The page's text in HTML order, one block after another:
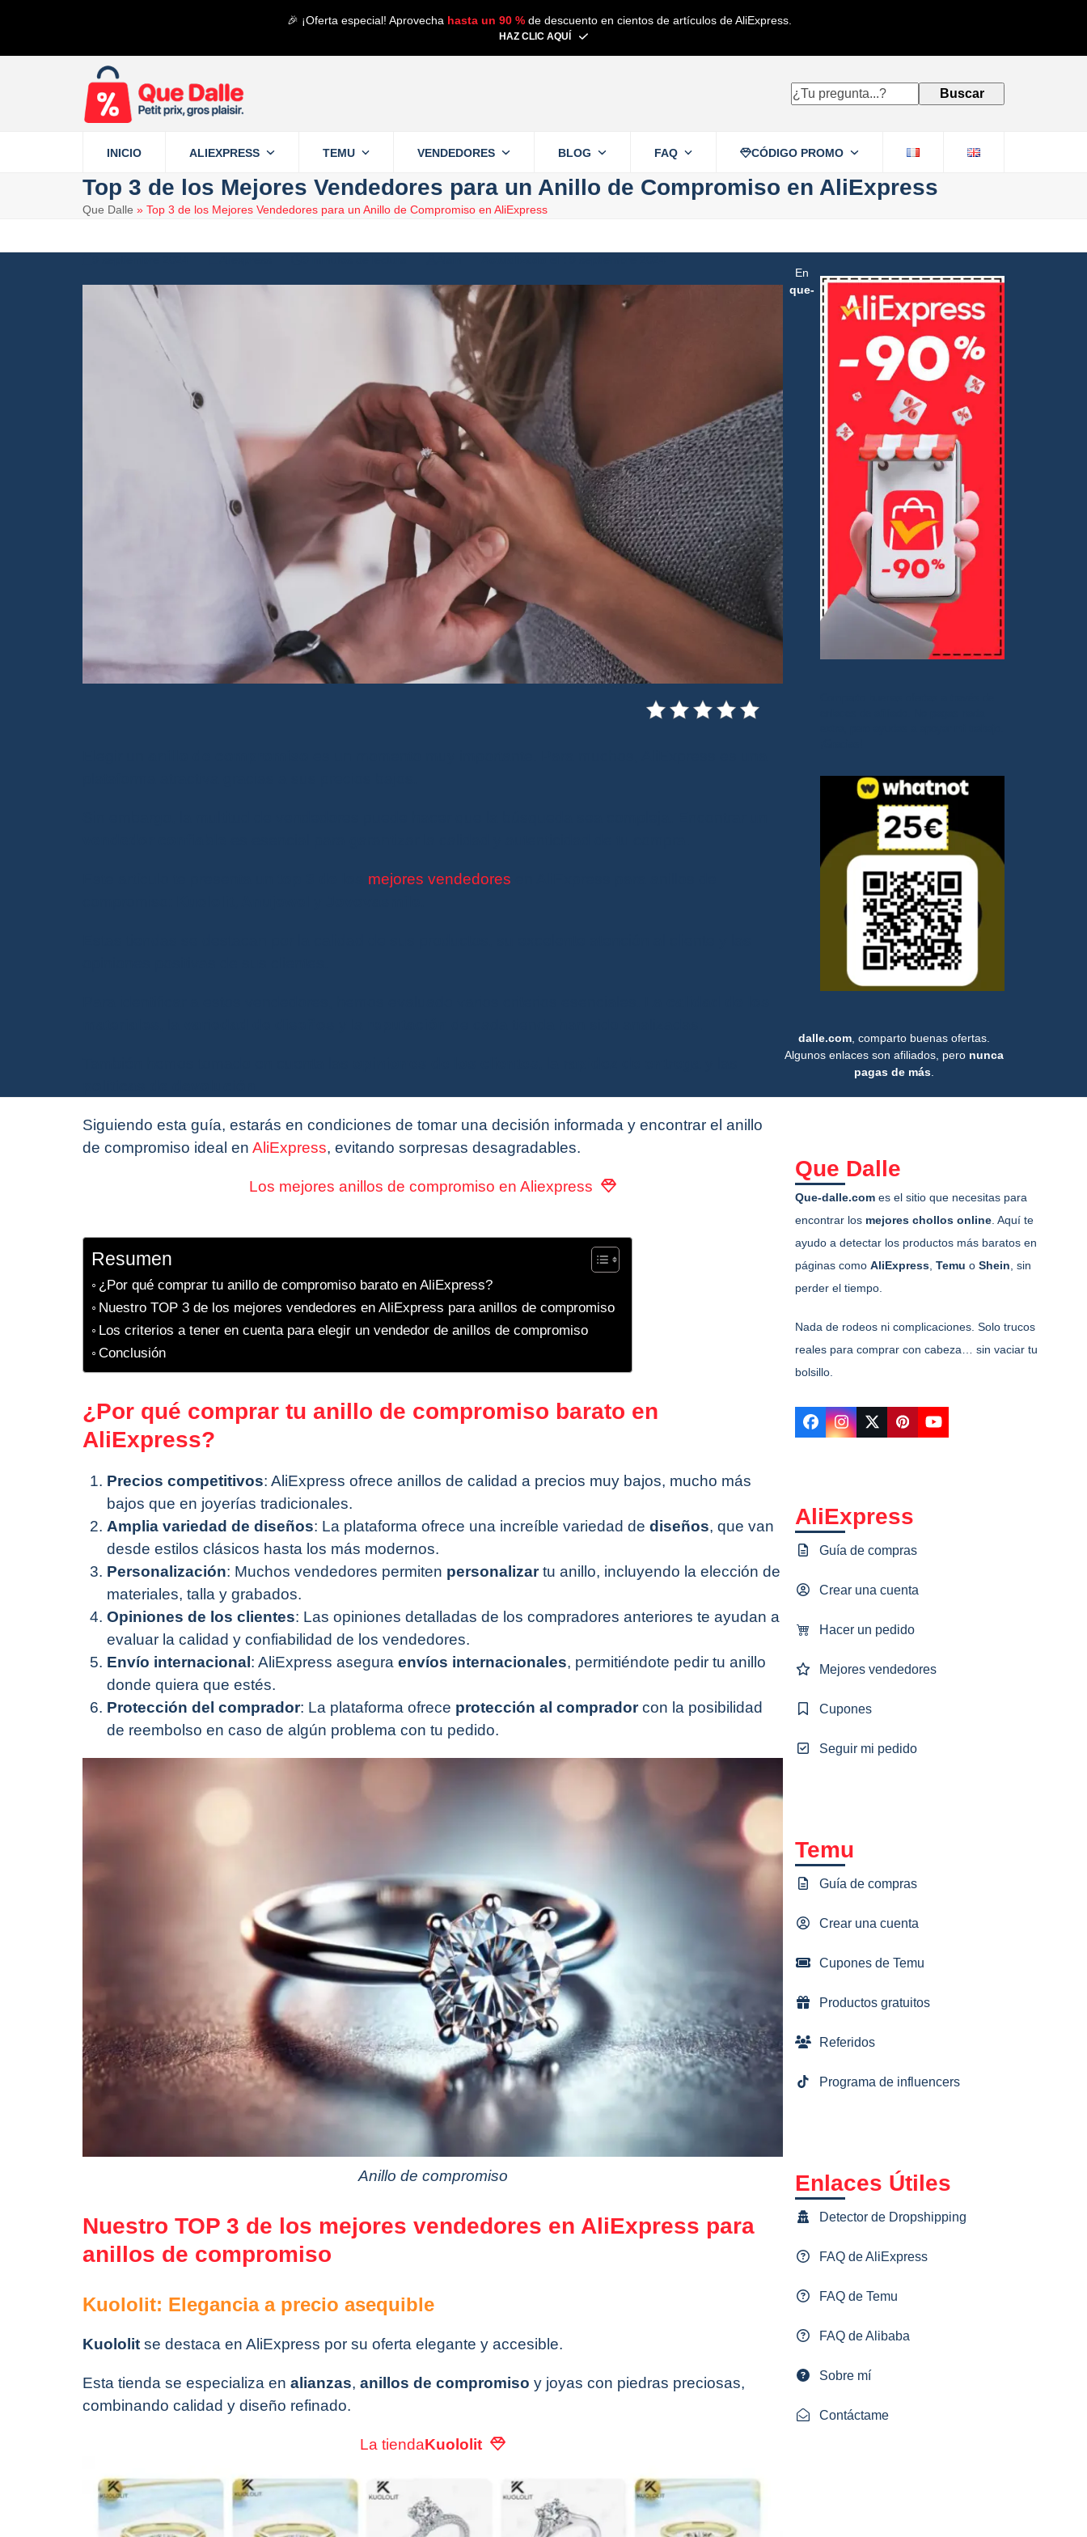
contenido
🎉 ¡Oferta especial! Aprovecha hasta un 90 % de descuento en cientos de artículos de AliExpress.
HAZ CLIC AQUÍ
¿Tu
Buscar
INICIO ALIEXPRESS TEMU VENDEDORES BLOG FAQ CÓDIGO PROMO
Top 3 de los Mejores Vendedores para un Anillo de Compromiso en AliExpress
Que Dalle » Top 3 de los Mejores Vendedores para un Anillo de Compromiso en AliExpress
mejores vendedores
Siguiendo esta guía, estarás en condiciones de tomar una decisión informada y encontrar el anillo
de compromiso ideal en AliExpress, evitando sorpresas desagradables.
Los mejores anillos de compromiso en Aliexpress
Resumen
¿Por qué comprar tu anillo de compromiso barato en AliExpress?
Nuestro TOP 3 de los mejores vendedores en AliExpress para anillos de compromiso
Los criterios a tener en cuenta para elegir un vendedor de anillos de compromiso
Conclusión
¿Por qué comprar tu anillo de compromiso barato en
AliExpress?
Precios competitivos: AliExpress ofrece anillos de calidad a precios muy bajos, mucho más
bajos que en joyerías tradicionales.
Amplia variedad de diseños: La plataforma ofrece una increíble variedad de diseños, que van
desde estilos clásicos hasta los más modernos.
Personalización: Muchos vendedores permiten personalizartu anillo, incluyendo la elección de
materiales, talla y grabados.
Opiniones de los clientes: Las opiniones detalladas de los compradores anteriores te ayudan a
evaluar la calidad y confiabilidad de los vendedores.
Envío internacional : AliExpress asegura envíos internacionales, permitiéndote pedir tu anillo
donde quiera que estés.
Protección del comprador: La plataforma ofrece protección al compradorcon la posibilidad
de reembolso en caso de algún problema con tu pedido.
Anillo de compromiso
Nuestro TOP 3 de los mejores vendedores en AliExpress para
anillos de compromiso
Kuololit: Elegancia a precio asequible
Kuololit se destaca en AliExpress por su oferta elegante y accesible.
Esta tienda se especializa en alianzas, anillos de compromiso y joyas con piedras preciosas,
combinando calidad y diseño refinado.
La tiendaKuololit
En
que-
dalle.com, comparto buenas ofertas.
Algunos enlaces son afiliados, pero nunca
pagas de más.
Que Dalle
Que-dalle.com es el sitio que necesitas para
encontrar los mejores chollos online . Aquí te
ayudo a detectar los productos más baratos en
páginas comoAliExpress ,Temu oShein , sin
perder el tiempo.
Nada de rodeos ni complicaciones. Solo trucos
reales para comprar con cabeza… sin vaciar tu
bolsillo.
Facebook
Instagram
TwitterPinterestYouTube
AliExpress
Guía de compras
Crear una cuenta
Hacer un pedido
Mejores vendedores
Cupones
Seguir mi pedido
Temu
Guía de compras
Crear una cuenta
Cupones de Temu
Productos gratuitos
Referidos
Programa de influencers
Enlaces Útiles
Detector de Dropshipping
FAQ de AliExpress
FAQ de Temu
FAQ de Alibaba
Sobre mí
Contáctame